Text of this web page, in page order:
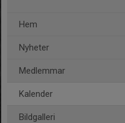
Hem
Nyheter
Medlemmar
Kalender
Bildgalleri